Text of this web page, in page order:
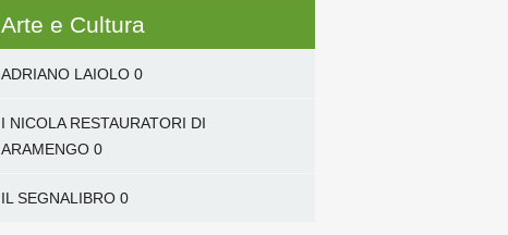
Arte e Cultura
ADRIANO LAIOLO0
I NICOLA RESTAURATORI DI
ARAMENGO0
IL SEGNALIBRO0